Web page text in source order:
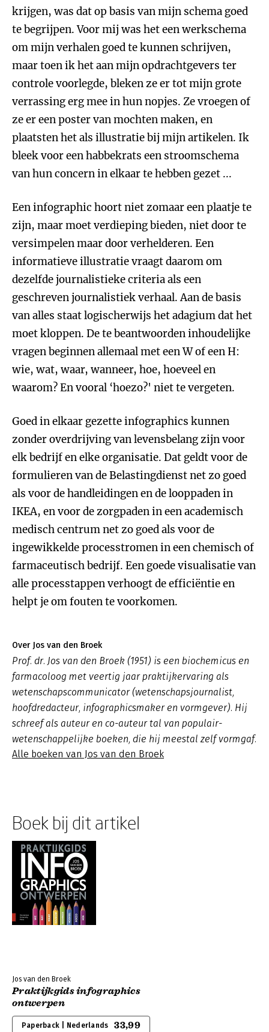
krijgen, was dat op basis van mijn schema goed
te begrijpen. Voor mij was het een werkschema
om mijn verhalen goed te kunnen schrijven,
maar toen ik het aan mijn opdrachtgevers ter
controle voorlegde, bleken ze er tot mijn grote
verrassing erg mee in hun nopjes. Ze vroegen of
ze er een poster van mochten maken, en
plaatsten het als illustratie bij mijn artikelen. Ik
bleek voor een habbekrats een stroomschema
van hun concern in elkaar te hebben gezet ...
Een infographic hoort niet zomaar een plaatje te
zijn, maar moet verdieping bieden, niet door te
versimpelen maar door verhelderen. Een
informatieve illustratie vraagt daarom om
dezelfde journalistieke criteria als een
geschreven journalistiek verhaal. Aan de basis
van alles staat logischerwijs het adagium dat het
moet kloppen. De te beantwoorden inhoudelijke
vragen beginnen allemaal met een W of een H:
wie, wat, waar, wanneer, hoe, hoeveel en
waarom? En vooral ‘hoezo?' niet te vergeten.
Goed in elkaar gezette infographics kunnen
zonder overdrijving van levensbelang zijn voor
elk bedrijf en elke organisatie. Dat geldt voor de
formulieren van de Belastingdienst net zo goed
als voor de handleidingen en de looppaden in
IKEA, en voor de zorgpaden in een academisch
medisch centrum net zo goed als voor de
ingewikkelde processtromen in een chemisch of
farmaceutisch bedrijf. Een goede visualisatie van
alle processtappen verhoogt de efficiëntie en
helpt je om fouten te voorkomen.
Over Jos van den Broek
Prof. dr. Jos van den Broek (1951) is een biochemicus en
farmacoloog met veertig jaar praktijkervaring als
wetenschapscommunicator (wetenschapsjournalist,
hoofdredacteur, infographicsmaker en vormgever). Hij
schreef als auteur en co-auteur tal van populair-
wetenschappelijke boeken, die hij meestal zelf vormgaf.
Alle boeken van Jos van den Broek
Boek bij dit artikel
Jos van den Broek
Praktijkgids infographics
ontwerpen
Paperback | Nederlands 33,99